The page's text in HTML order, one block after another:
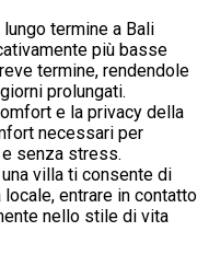
termine a Bali
più basse
termine, rendendole
prolungati.
e la privacy della
necessari per
senza stress.
villa ti consente di
entrare in contatto
nello stile di vita